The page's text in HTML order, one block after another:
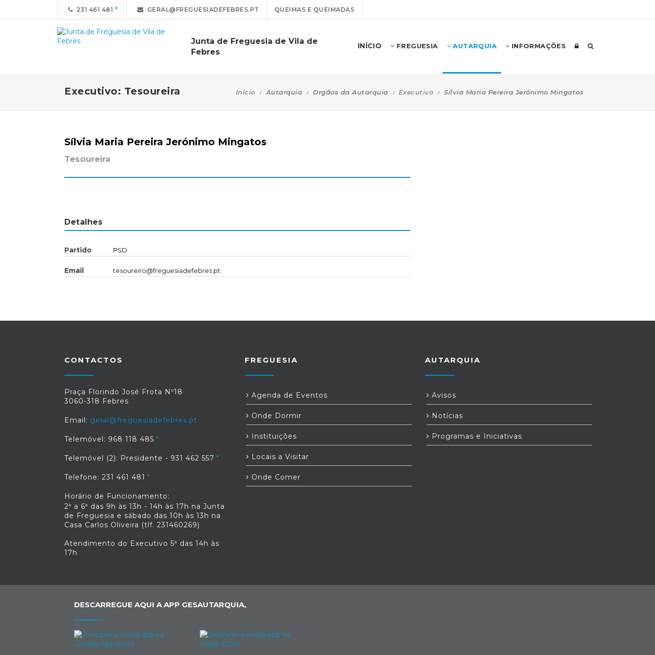
231 461 481 GERAL@FREGUESIADEFEBRES.PT QUEIMAS E QUEIMADAS
Junta de Freguesia de Vila de
Febres
INÍCIO FREGUESIA AUTARQUIA INFORMAÇÕES
Executivo: Tesoureira Início Autarquia Orgãos da Autarquia Executivo Sílvia Maria Pereira Jerónimo Mingatos
Sílvia Maria Pereira Jerónimo Mingatos
Tesoureira
Detalhes
Partido PSD
Email tesoureiro@freguesiadefebres.pt
CONTACTOS
Praça Florindo José Frota Nº18
3060-318 Febres
Email: geral@freguesiadefebres.pt
Telemóvel: 968 118 485
Telemóvel (2): Presidente - 931 462 557
Telefone: 231 461 481
Horário de Funcionamento:
2ª a 6ª das 9h às 13h - 14h às 17h na Junta
de Freguesia e sábado das 10h às 13h na
Casa Carlos Oliveira (tlf. 231460269)
Atendimento do Executivo 5ª das 14h às
17h
FREGUESIA
Agenda de Eventos
Onde Dormir
Instituições
Locais a Visitar
Onde Comer
AUTARQUIA
Avisos
Notícias
Programas e Iniciativas
DESCARREGUE AQUI A APP GESAUTARQUIA,